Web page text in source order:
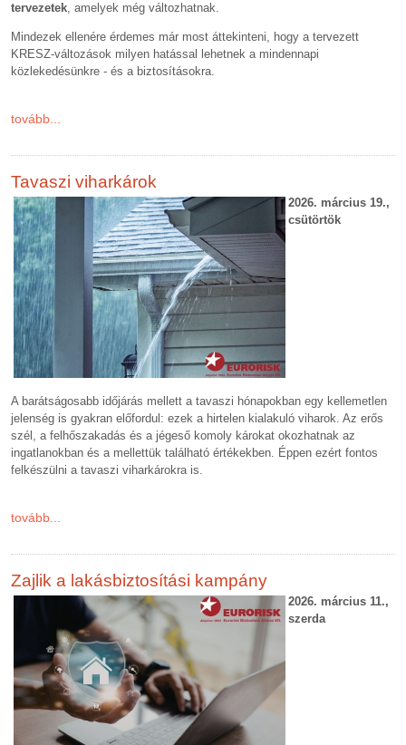
tervezetek, amelyek még változhatnak.
Mindezek ellenére érdemes már most áttekinteni, hogy a tervezett
KRESZ-változások milyen hatással lehetnek a mindennapi
közlekedésünkre - és a biztosításokra.
tovább...
Tavaszi viharkárok
2026. március 19.,
csütörtök
A barátságosabb időjárás mellett a tavaszi hónapokban egy kellemetlen
jelenség is gyakran előfordul: ezek a hirtelen kialakuló viharok. Az erős
szél, a felhőszakadás és a jégeső komoly károkat okozhatnak az
ingatlanokban és a mellettük található értékekben. Éppen ezért fontos
felkészülni a tavaszi viharkárokra is.
tovább...
Zajlik a lakásbiztosítási kampány
2026. március 11.,
szerda